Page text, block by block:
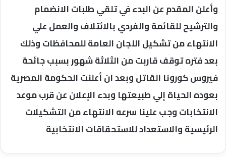
وأعلن المقدم عن البدء في تلقي طلبات الانضمام
والترشيح للقائمة والفردي بالائتلاف والعمل علي
الانتهاء من تشكيل اللجان العامة للمحافظات وذلك
بعد فتره توقف قاربت من الثلاثة شهور بسبب جائحة
فيروس كورونا القاتل وبعد ان أعلنت الحكومة المصرية
بعوده الحياة إلي طبيعتها وبدء الإعلان عن قرب موعد
الانتخابات وجب علينا سرعه الانتهاء من التشكيلات
الرئيسية والاستعداد للاستحقاقات الانتخابية